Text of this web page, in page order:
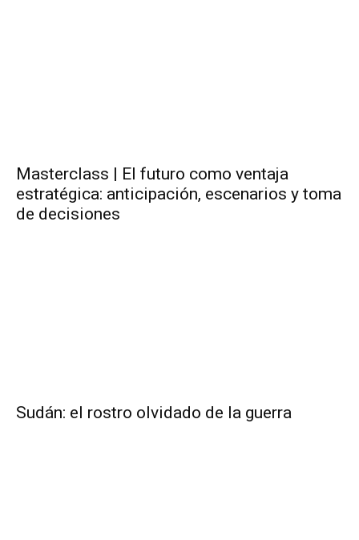
Masterclass | El futuro como ventaja
estratégica: anticipación, escenarios y toma
de decisiones
Sudán: el rostro olvidado de la guerra